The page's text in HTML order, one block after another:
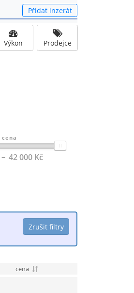
Přidat inzerát
Výkon Prodejce
cena
42 000 Kč
cena